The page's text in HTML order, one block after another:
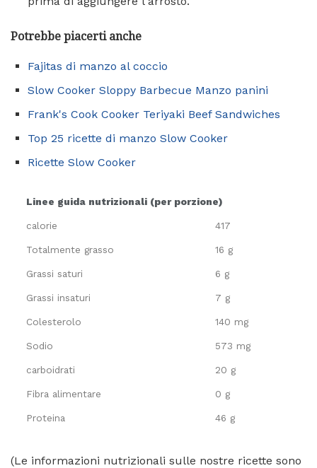
Potrebbe piacerti anche
Fajitas di manzo al coccio
Slow Cooker Sloppy Barbecue Manzo panini
Frank's Cook Cooker Teriyaki Beef Sandwiches
Top 25 ricette di manzo Slow Cooker
Ricette Slow Cooker
Linee guida nutrizionali (per porzione)
calorie 417
Totalmente grasso 16 g
Grassi saturi 6 g
Grassi insaturi 7 g
Colesterolo 140 mg
Sodio 573 mg
carboidrati 20 g
Fibra alimentare 0 g
Proteina 46 g
(Le informazioni nutrizionali sulle nostre ricette sono